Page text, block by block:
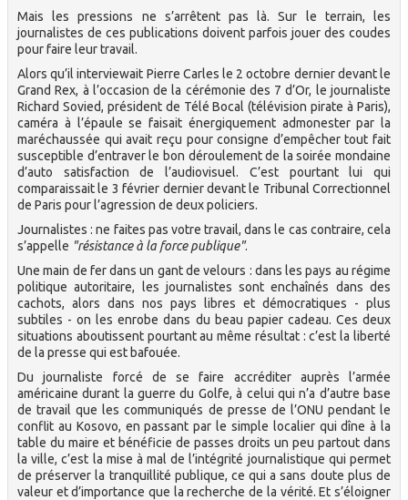
Mais les pressions ne s’arrêtent pas là. Sur le terrain, les
journalistes de ces publications doivent parfois jouer des coudes
pour faire leur travail.
Alors qu’il interviewait Pierre Carles le 2 octobre dernier devant le
Grand Rex, à l’occasion de la cérémonie des 7 d’Or, le journaliste
Richard Sovied, président de Télé Bocal (télévision pirate à Paris),
caméra à l’épaule se faisait énergiquement admonester par la
maréchaussée qui avait reçu pour consigne d’empêcher tout fait
susceptible d’entraver le bon déroulement de la soirée mondaine
d’auto satisfaction de l’audiovisuel. C’est pourtant lui qui
comparaissait le 3 février dernier devant le Tribunal Correctionnel
de Paris pour l’agression de deux policiers.
Journalistes : ne faites pas votre travail, dans le cas contraire, cela
s’appelle "résistance à la force publique".
Une main de fer dans un gant de velours : dans les pays au régime
politique autoritaire, les journalistes sont enchaînés dans des
cachots, alors dans nos pays libres et démocratiques - plus
subtiles - on les enrobe dans du beau papier cadeau. Ces deux
situations aboutissent pourtant au même résultat : c’est la liberté
de la presse qui est bafouée.
Du journaliste forcé de se faire accréditer auprès l’armée
américaine durant la guerre du Golfe, à celui qui n’a d’autre base
de travail que les communiqués de presse de l’ONU pendant le
conflit au Kosovo, en passant par le simple localier qui dîne à la
table du maire et bénéficie de passes droits un peu partout dans
la ville, c’est la mise à mal de l’intégrité journalistique qui permet
de préserver la tranquillité publique, ce qui a sans doute plus de
valeur et d’importance que la recherche de la vérité. Et s’éloigner